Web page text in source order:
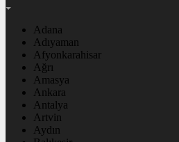
Adana
Adıyaman
Afyonkarahisar
Ağrı
Amasya
Ankara
Antalya
Artvin
Aydın